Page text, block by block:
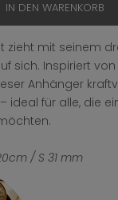
IN DEN WARENKORB
zieht mit seinem
sich. Inspiriert
Anhänger
ideal für alle, die
/ S 31 mm